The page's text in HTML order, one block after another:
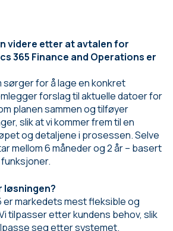
videre etter at avtalen for
365 Finance and Operations er
sørger for å lage en konkret
forslag til aktuelle datoer for
planen sammen og tilføyer
slik at vi kommer frem til en
og detaljene i prosessen. Selve
mellom 6 måneder og 2 år – basert
løsningen?
er markedets mest fleksible og
tilpasser etter kundens behov, slik
seg etter systemet.